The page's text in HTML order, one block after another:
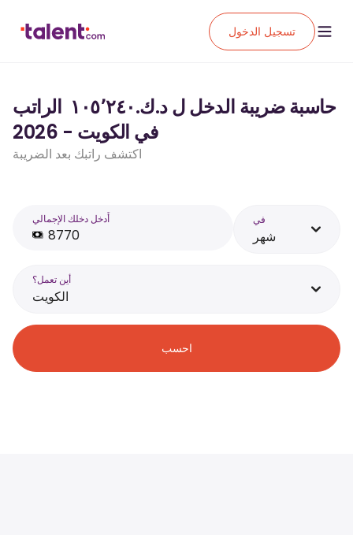
تسجيل الدخول
حاسبة ضريبة الدخل ل د.ك.‏١٠٥٬٢٤٠ ‏ الراتب
في الكويت - 2026
اكتشف راتبك بعد الضريبة
أَدخل دخلك الإجمالي في
شهر
أين تعمل؟
الكويت
احسب